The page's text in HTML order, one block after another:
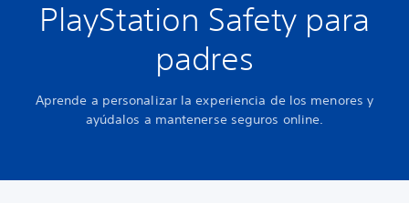
PlayStation Safety para
padres
Aprende a personalizar la experiencia de los menores y
ayúdalos a mantenerse seguros online.